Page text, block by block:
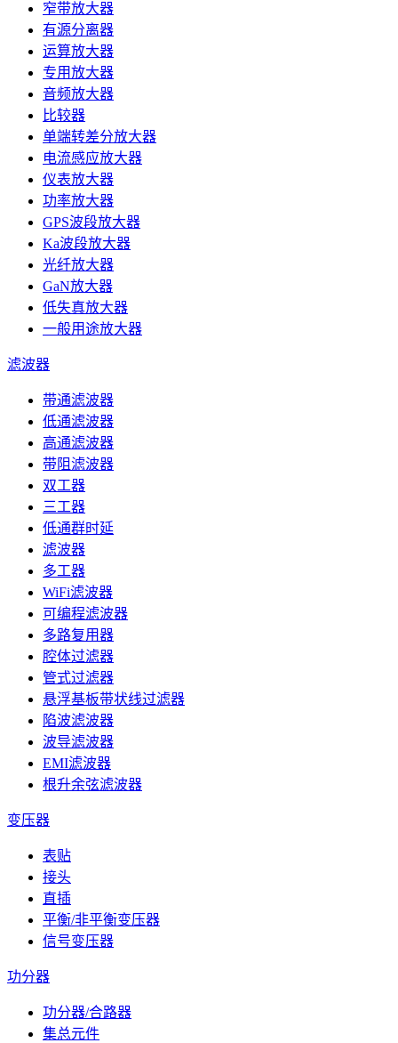
窄带放大器
有源分离器
运算放大器
专用放大器
音频放大器
比较器
单端转差分放大器
电流感应放大器
仪表放大器
功率放大器
GPS波段放大器
Ka波段放大器
光纤放大器
GaN放大器
低失真放大器
一般用途放大器
滤波器
带通滤波器
低通滤波器
高通滤波器
带阻滤波器
双工器
三工器
低通群时延
滤波器
多工器
WiFi滤波器
可编程滤波器
多路复用器
腔体过滤器
管式过滤器
悬浮基板带状线过滤器
陷波滤波器
波导滤波器
EMI滤波器
根升余弦滤波器
变压器
表贴
接头
直插
平衡/非平衡变压器
信号变压器
功分器
功分器/合路器
集总元件